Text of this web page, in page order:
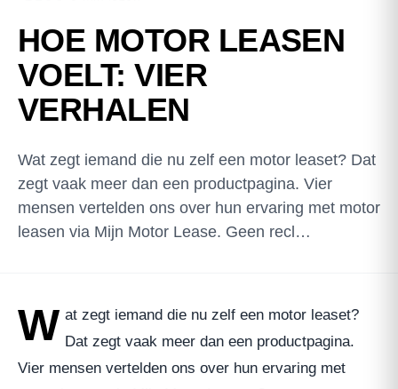
HOE MOTOR LEASEN
VOELT: VIER
VERHALEN
Wat zegt iemand die nu zelf een motor leaset? Dat
zegt vaak meer dan een productpagina. Vier
mensen vertelden ons over hun ervaring met motor
leasen via Mijn Motor Lease. Geen recl…
W at zegt iemand die nu zelf een motor leaset?
Dat zegt vaak meer dan een productpagina.
Vier mensen vertelden ons over hun ervaring met